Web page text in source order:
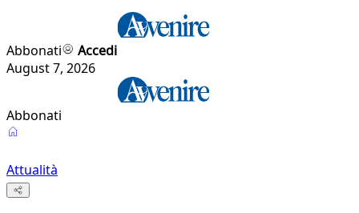
Abbonati
Accedi
August 7, 2026
Abbonati
Attualità